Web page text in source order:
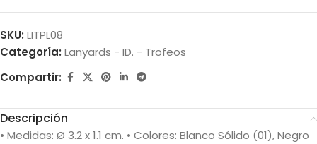
SKU: LITPL08
Categoría: Lanyards - ID. - Trofeos
Compartir:
Descripción
• Medidas: Ø 3.2 x 1.1 cm. • Colores: Blanco Sólido (01), Negro